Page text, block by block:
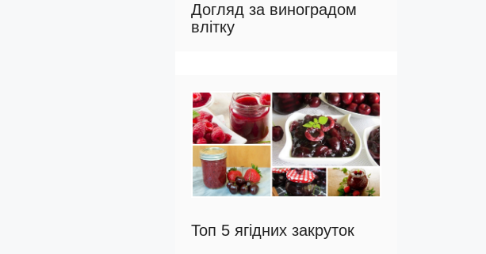
Догляд за виноградом
влітку
Топ 5 ягідних закруток